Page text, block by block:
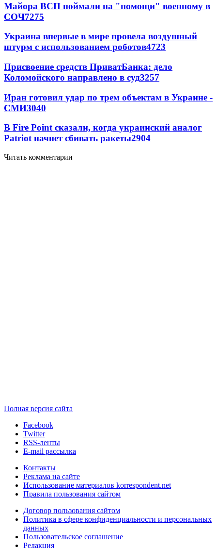
Майора ВСП поймали на "помощи" военному в
СОЧ7275
Украина впервые в мире провела воздушный
штурм с использованием роботов4723
Присвоение средств ПриватБанка: дело
Коломойского направлено в суд3257
Иран готовил удар по трем объектам в Украине -
СМИ3040
В Fire Point сказали, когда украинский аналог
Patriot начнет сбивать ракеты2904
Читать комментарии
Полная версия сайта
Facebook
Twitter
RSS-ленты
E-mail рассылка
Контакты
Реклама на сайте
Использование материалов korrespondent.net
Правила пользования сайтом
Договор пользования сайтом
Политика в сфере конфиденциальности и персональных
данных
Пользовательское соглашение
Редакция